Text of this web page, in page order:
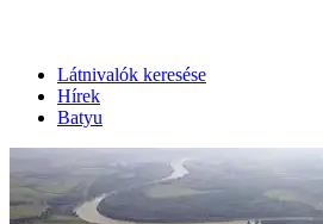
Látnivalók keresése
Hírek
Batyu